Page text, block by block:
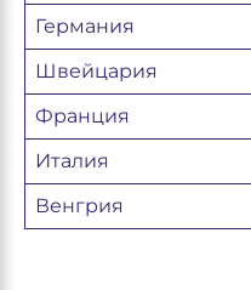
Германия
Швейцария
Франция
Италия
Венгрия